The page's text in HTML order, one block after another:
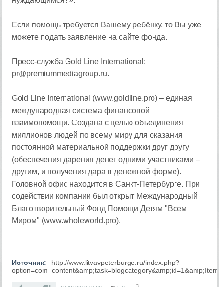
Если помощь требуется Вашему ребёнку, то Вы уже
можете подать заявление на сайте фонда.
Пресс-служба Gold Line International:
pr@premiummediagroup.ru.
Gold Line International (www.goldline.pro) – единая
международная система финансовой
взаимопомощи. Создана с целью объединения
миллионов людей по всему миру для оказания
постоянной материальной поддержки друг другу
(обеспечения дарения денег одними участниками –
другим, и получения дара в денежной форме).
Головной офис находится в Санкт-Петербурге. При
содействии компании был открыт Международный
Благотворительный Фонд Помощи Детям "Всем
Миром" (www.wholeworld.pro).
Источник:
http://www.litvavpeterburge.ru/index.php?